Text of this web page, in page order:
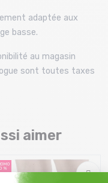
adaptée aux
basse.
au magasin
sont toutes taxes
aimer
%